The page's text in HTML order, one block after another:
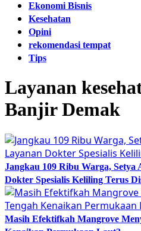
Ekonomi Bisnis
Kesehatan
Opini
rekomendasi tempat
Tips
Layanan
Banjir Demak
Jangkau 109 Ribu Warga,
Dokter Spesialis Keliling Terus
Masih Efektifkah Mangrove